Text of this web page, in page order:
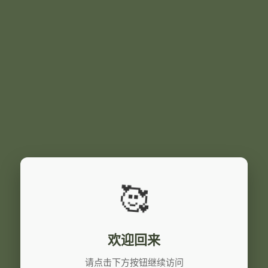
🥰
欢迎回来
请点击下方按钮继续访问